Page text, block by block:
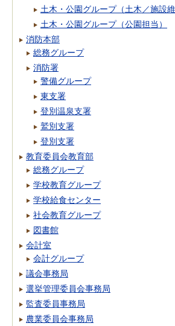
土木・公園グループ（土木／施設維
土木・公園グループ（公園担当）
消防本部
総務グループ
消防署
警備グループ
東支署
登別温泉支署
鷲別支署
登別支署
教育委員会教育部
総務グループ
学校教育グループ
学校給食センター
社会教育グループ
図書館
会計室
会計グループ
議会事務局
選挙管理委員会事務局
監査委員事務局
農業委員会事務局